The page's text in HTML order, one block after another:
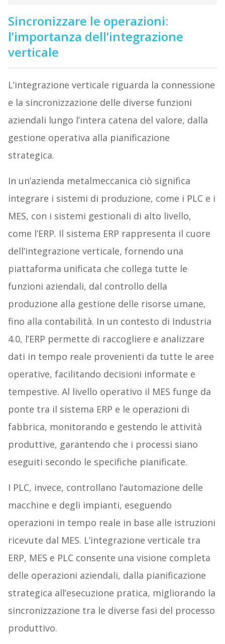
Sincronizzare le operazioni:
l’importanza dell’integrazione
verticale
L’integrazione verticale riguarda la connessione
e la sincronizzazione delle diverse funzioni
aziendali lungo l’intera catena del valore, dalla
gestione operativa alla pianificazione
strategica.
In un’azienda metalmeccanica ciò significa
integrare i sistemi di produzione, come i PLC e i
MES, con i sistemi gestionali di alto livello,
come l’ERP. Il sistema ERP rappresenta il cuore
dell’integrazione verticale, fornendo una
piattaforma unificata che collega tutte le
funzioni aziendali, dal controllo della
produzione alla gestione delle risorse umane,
fino alla contabilità. In un contesto di Industria
4.0, l’ERP permette di raccogliere e analizzare
dati in tempo reale provenienti da tutte le aree
operative, facilitando decisioni informate e
tempestive. Al livello operativo il MES funge da
ponte tra il sistema ERP e le operazioni di
fabbrica, monitorando e gestendo le attività
produttive, garantendo che i processi siano
eseguiti secondo le specifiche pianificate.
I PLC, invece, controllano l’automazione delle
macchine e degli impianti, eseguendo
operazioni in tempo reale in base alle istruzioni
ricevute dal MES. L’integrazione verticale tra
ERP, MES e PLC consente una visione completa
delle operazioni aziendali, dalla pianificazione
strategica all’esecuzione pratica, migliorando la
sincronizzazione tra le diverse fasi del processo
produttivo.